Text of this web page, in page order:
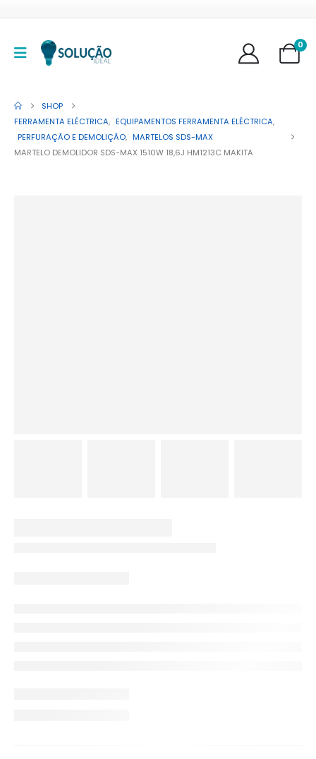
0
SHOP
FERRAMENTA ELÉCTRICA, EQUIPAMENTOS FERRAMENTA ELÉCTRICA,
PERFURAÇÃO E DEMOLIÇÃO, MARTELOS SDS-MAX
MARTELO DEMOLIDOR SDS-MAX 1510W 18,6J HM1213C MAKITA